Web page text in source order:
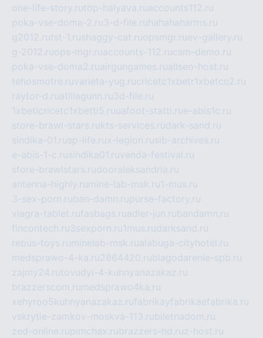
one-life-story.rutop-halyava.ruaccounts112.ru
poka-vse-doma-2.ru3-d-file.ru hahahaharms.ru
g2012.rutst-1.rushaggy-cat.ruopsmgr.ruev-gallery.ru
g-2012.ruops-mgr.ruaccounts-112.rucsm-demo.ru
poka-vse-doma2.ruairgungames.ruallseo-host.ru
tehosmotre.ruvarieta-yug.rucricetc1xbetr1xbetcc2.ru
raytor-d.ruatillagunn.ru3d-file.ru
1xbeticricetc1xbetti5.ruuafoot-statti.rue-abis1c.ru
store-brawl-stars.rukts-services.rudark-sand.ru
sindika-01.rusp-life.rux-legion.rusib-archives.ru
e-abis-1-c.rusindika01.ruvenda-festival.ru
store-brawlstars.rudooraleksandria.ru
antenna-highly.ru mine-lab-msk.ru1-mus.ru
3-sex-porn.ruban-damn.rupurse-factory.ru
viagra-tablet.rufasbags.ruadler-jun.rubandamn.ru
fincontech.ru3sexporn.ru1mus.rudarksand.ru
rebus-toys.ru minelab-msk.rualabuga-cityhotel.ru
medsprawo-4-ka.ru2864420.rublagodarenie-spb.ru
zajmy24.rutovudyi-4-kuhnyanazakaz.ru
brazzerscom.ru medsprawo4ka.ru
xehyroo5kuhnyanazakaz.rufabrikayfabrikaefabrika.ru
vskrytie-zamkov-moskva-113.rubiletnadom.ru
zed-online.rupimchax.rubrazzers-hd.ruz-host.ru